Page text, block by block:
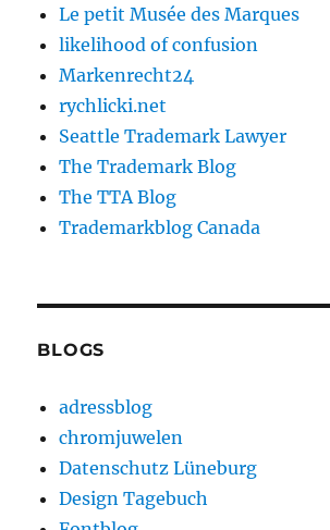
Le petit Musée des Marques
likelihood of confusion
Markenrecht24
rychlicki.net
Seattle Trademark Lawyer
The Trademark Blog
The TTA Blog
Trademarkblog Canada
BLOGS
adressblog
chromjuwelen
Datenschutz Lüneburg
Design Tagebuch